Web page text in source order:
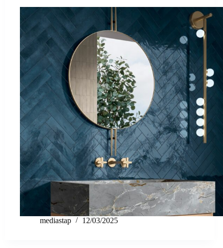
mediastap 12/03/2025